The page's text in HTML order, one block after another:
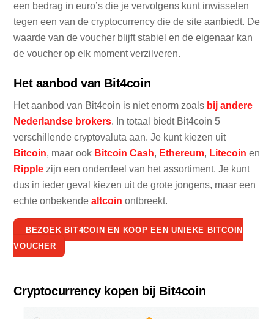
een bedrag in euro’s die je vervolgens kunt inwisselen
tegen een van de cryptocurrency die de site aanbiedt. De
waarde van de voucher blijft stabiel en de eigenaar kan
de voucher op elk moment verzilveren.
Het aanbod van Bit4coin
Het aanbod van Bit4coin is niet enorm zoals bij andere
Nederlandse brokers. In totaal biedt Bit4coin 5
verschillende cryptovaluta aan. Je kunt kiezen uit
Bitcoin, maar ook Bitcoin Cash, Ethereum, Litecoin en
Ripple zijn een onderdeel van het assortiment. Je kunt
dus in ieder geval kiezen uit de grote jongens, maar een
echte onbekendealtcoin ontbreekt.
BEZOEK BIT4COIN EN KOOP EEN UNIEKE BITCOIN
VOUCHER
Cryptocurrency kopen bij Bit4coin